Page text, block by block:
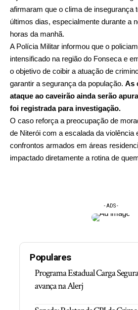
afirmaram que o clima de insegurança
últimos dias, especialmente durante a
horas da manhã.
A Polícia Militar informou que o
intensificado na região do Fonseca e
o objetivo de coibir a atuação de
garantir a segurança da população. As
ataque ao caveirão ainda serão
foi registrada para investigação.
O caso reforça a preocupação de
de Niterói com a escalada da violência
confrontos armados em áreas
impactado diretamente a rotina de
- ADS -
Populares
Programa Estadual Carga Segura
avança na Alerj